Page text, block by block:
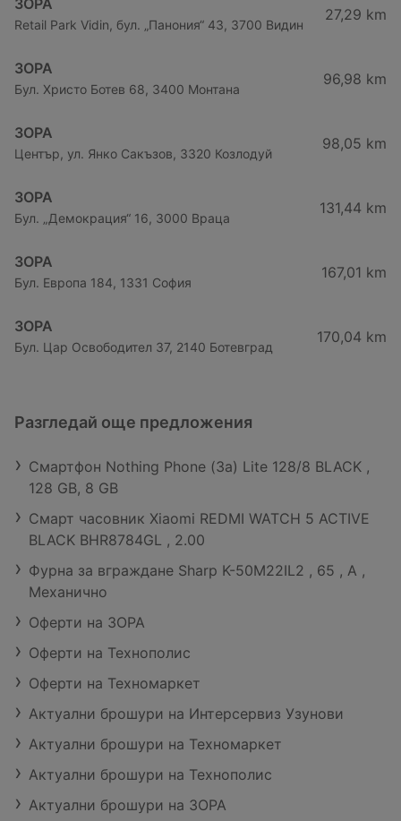
ЗОРА
Retail Park Vidin, бул. „Панония“ 43, 3700 Видин
27,29 km
ЗОРА
Бул. Христо Ботев 68, 3400 Монтана
96,98 km
ЗОРА
Център, ул. Янко Сакъзов, 3320 Козлодуй
98,05 km
ЗОРА
Бул. „Демокрация“ 16, 3000 Враца
131,44 km
ЗОРА
Бул. Европа 184, 1331 София
167,01 km
ЗОРА
Бул. Цар Освободител 37, 2140 Ботевград
170,04 km
Разгледай още предложения
Смартфон Nothing Phone (3а) Lite 128/8 BLACK ,
128 GB, 8 GB
Смарт часовник Xiaomi REDMI WATCH 5 ACTIVE
BLACK BHR8784GL , 2.00
Фурна за вграждане Sharp K-50M22IL2 , 65 , А ,
Механично
Оферти на ЗОРА
Оферти на Технополис
Оферти на Техномаркет
Актуални брошури на Интерсервиз Узунови
Актуални брошури на Техномаркет
Актуални брошури на Технополис
Актуални брошури на ЗОРА